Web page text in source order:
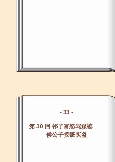
- 33 -
第 30 回 祁子富怒骂媒婆
侯公子扳赃买盗